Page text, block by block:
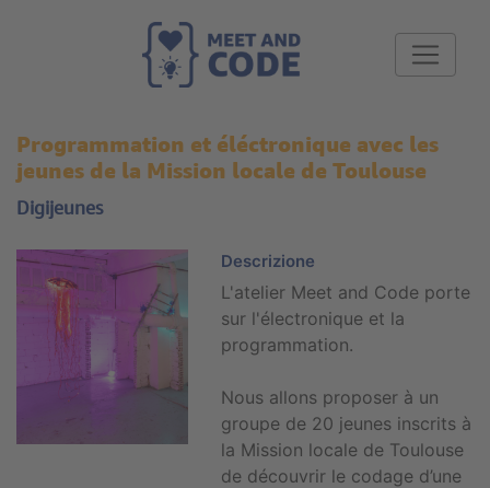
Programmation et éléctronique avec les
jeunes de la Mission locale de Toulouse
Digijeunes
Descrizione
L'atelier Meet and Code porte
sur l'électronique et la
programmation.
Nous allons proposer à un
groupe de 20 jeunes inscrits à
la Mission locale de Toulouse
de découvrir le codage d’une